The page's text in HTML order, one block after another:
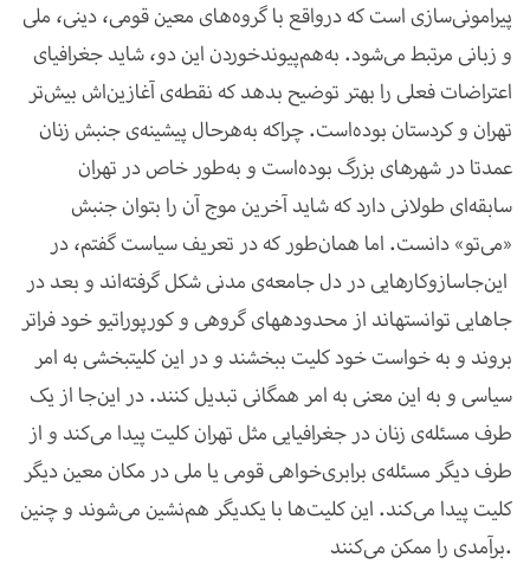
پیرامونی‌سازی است که درواقع با گروه‌های معین قومی، دینی، ملی
و زبانی مرتبط می‌شود. به‌هم‌پیوندخوردن این دو، شاید جغرافیای
اعتراضات فعلی را بهتر توضیح بدهد که نقطه‌ی آغازیناش بیشتر
تهران و کردستان بوده‌است. چراکه به‌هر‌حال پیشینهی جنبش زنان
عمدتا در شهرهای بزرگ بوده‌است و به‌طور خاص در تهران
سابقه‌ای طولانی دارد که شاید آخرین موج آن را بتوان جنبش
«می‌تو» دانست. اما همان‌طور که در تعریف سیاست گفتم، در
سازوکارهایی در دل جامعه‌ی مدنی شکل گرفته‌اند و بعد در
جاهایی توانسته­اند از محدوده­های گروهی و کورپوراتیو خود فراتر
بروند و به خواست خود کلیت ببخشند و در این کلیت­بخشی به امر
سیاسی و به این معنی به امر همگانی تبدیل کنند. در این‌جا از یک
طرف مسئله‌ی زنان در جغرافیایی مثل تهران کلیت پیدا می‌کند و از
طرف دیگر مسئله‌ی برابری‌خواهی قومی یا ملی در مکان معین دیگر
کلیت پیدا می‌کند. این کلیت‌ها با یکدیگر هم‌نشین می‌شوند و چنین
برآمدی را ممکن می‌کنند.